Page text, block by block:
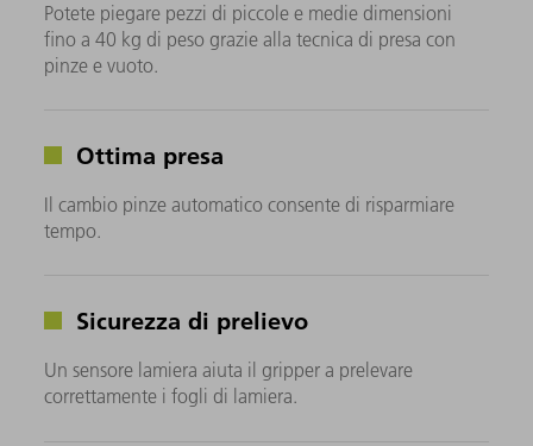
Potete piegare pezzi di piccole e medie dimensioni
fino a 40 kg di peso grazie alla tecnica di presa con
pinze e vuoto.
Ottima presa
Il cambio pinze automatico consente di risparmiare
tempo.
Sicurezza di prelievo
Un sensore lamiera aiuta il gripper a prelevare
correttamente i fogli di lamiera.